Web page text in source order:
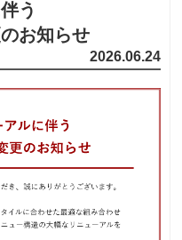
う
お知らせ
2026.06.24